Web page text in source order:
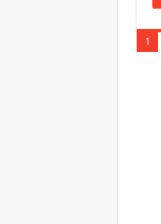
1